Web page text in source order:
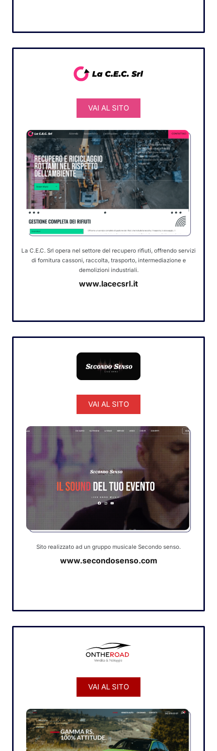
VAI AL SITO
La C.E.C. Srl opera nel settore del recupero rifiuti, offrendo servizi
di fornitura cassoni, raccolta, trasporto, intermediazione e
demolizioni industriali.
www.lacecsrl.it
VAI AL SITO
Sito realizzato ad un gruppo musicale Secondo senso.
www.secondosenso.com
VAI AL SITO